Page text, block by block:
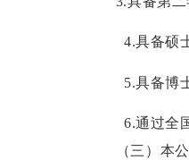
4.具备硕
5.具备博
6.通过全
（三）本公